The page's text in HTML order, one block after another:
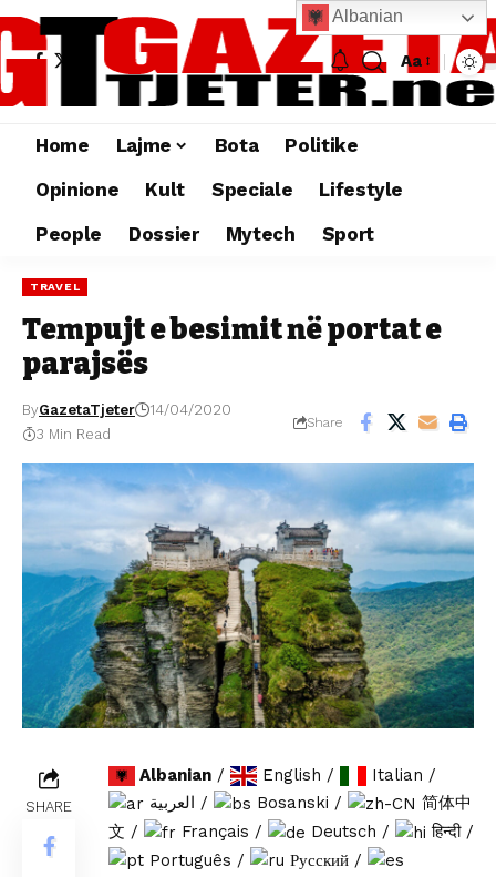
Aa
Home Lajme Bota
Politike
Opinione
Kult Speciale
Lifestyle
People
Dossier Mytech Sport
TRAVEL
Tempujt e besimit në portat e
parajsës
ByGazetaTjeter
14/04/2020
3 Min Read
Share
SHARE
Albanian / English / Italian /
العربية / Bosanski /
简体中
文 / Français / Deutsch / हिन्दी/
Português / Русский /
Albanian